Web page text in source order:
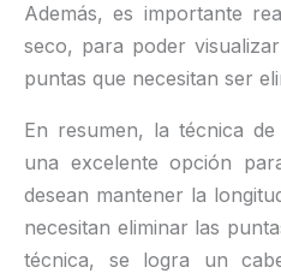
Además, es importante
seco, para poder
puntas que necesitan ser
En resumen, la técnica
una excelente opción
desean mantener la
necesitan eliminar las
técnica, se logra un